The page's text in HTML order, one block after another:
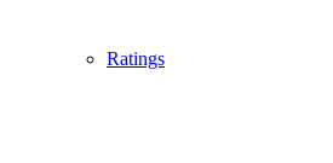
Ratings